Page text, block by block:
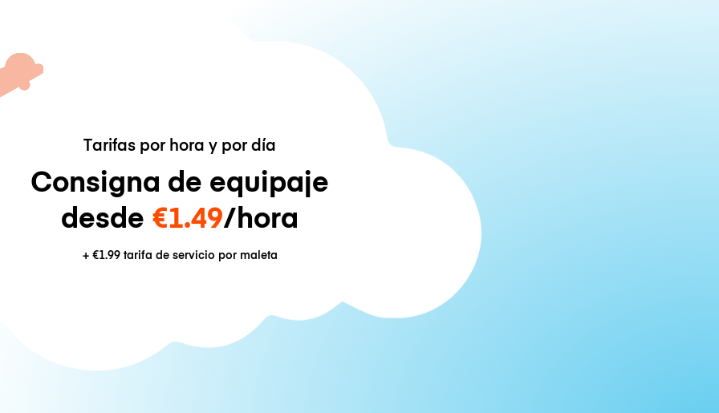
Tarifas por hora y por día
Consigna de equipaje
desde €1.49/hora
+ €1.99tarifa de servicio por maleta